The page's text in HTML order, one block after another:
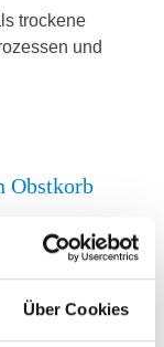
Über Cookies
trockene
und
Obstkorb
Ansprechpartner.